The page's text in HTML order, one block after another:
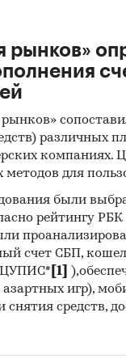
рынков»
различных
компаниях.
для
были
рейтингу
счет СБП,
[1]
азартных игр),
снятия средств,